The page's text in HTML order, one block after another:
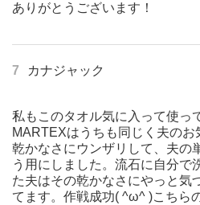
ありがとうございます！
7 カナジャック
私もこのタオル気に入って使っ
MARTEXはうちも同じく夫の
乾かなさにウンザリして、夫の
う用にしました。流石に自分で
た夫はその乾かなさにやっと気
てます。作戦成功( ^ω^ )こちら